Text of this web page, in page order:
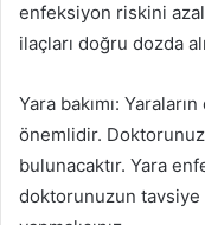
enfeksiyon riskini
ilaçları doğru dozda
Yara bakımı:
önemlidir.
bulunacaktır. Yara
doktorunuzun tavsiye